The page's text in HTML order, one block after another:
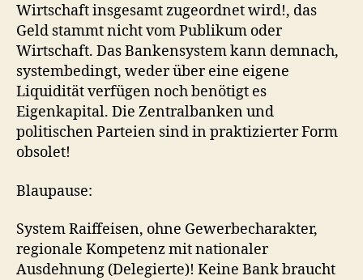
Wirtschaft insgesamt zugeordnet wird!, das
Geld stammt nicht vom Publikum oder
Wirtschaft. Das Bankensystem kann demnach,
systembedingt, weder über eine eigene
Liquidität verfügen noch benötigt es
Eigenkapital. Die Zentralbanken und
politischen Parteien sind in praktizierter Form
obsolet!
Blaupause:
System Raiffeisen, ohne Gewerbecharakter,
regionale Kompetenz mit nationaler
Ausdehnung (Delegierte)! Keine Bank braucht